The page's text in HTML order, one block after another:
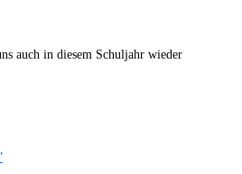
auch in diesem Schuljahr wieder